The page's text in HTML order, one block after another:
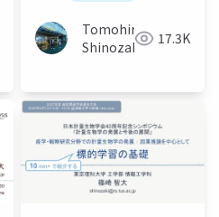
Tomohiro
Shinozaki
17.3K